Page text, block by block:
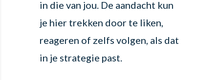
in die van jou. De aandacht kun
je hier trekken door te liken,
reageren of zelfs volgen, als dat
in je strategie past.